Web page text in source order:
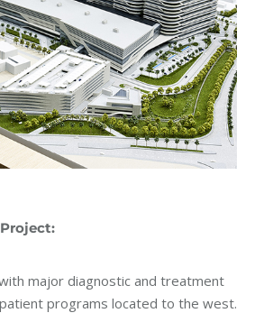
major diagnostic and treatment
programs located to the west.